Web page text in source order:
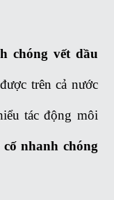
chóng vết dầu
trên cả nước
tác động môi
nhanh chóng